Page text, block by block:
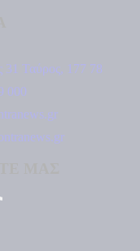
31 Ταύρος, 177 78
000